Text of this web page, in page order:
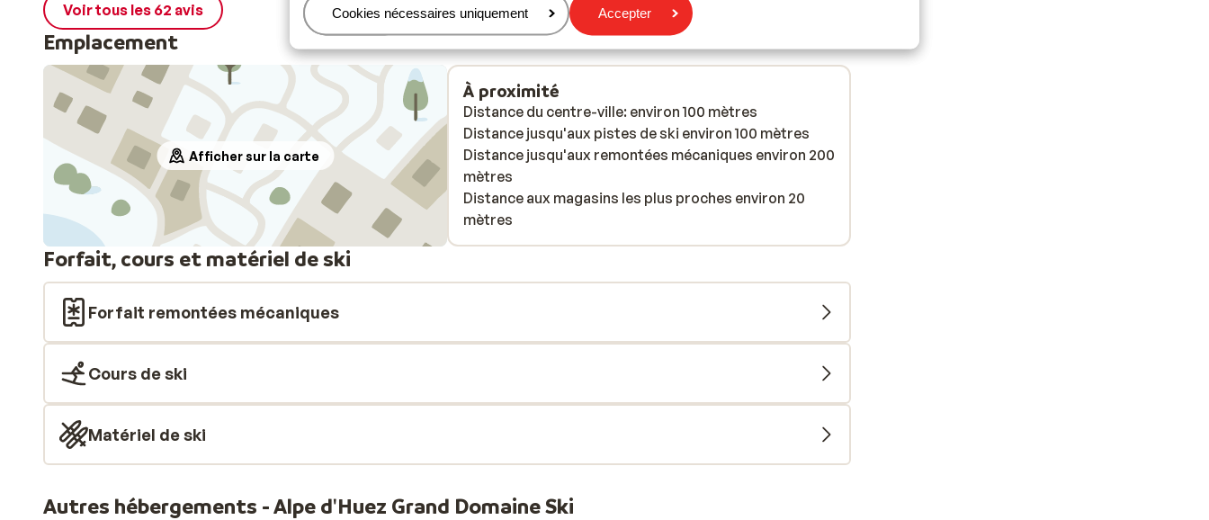
Gérer
Cookies nécessaires uniquement Accepter
Voir tous les 62 avis
Emplacement
Afficher sur la carte
À proximité
Distance du centre-ville: environ 100 mètres
Distance jusqu'aux pistes de ski environ 100 mètres
Distance jusqu'aux remontées mécaniques environ 200
mètres
Distance aux magasins les plus proches environ 20
mètres
Forfait, cours et matériel de ski
Forfait remontées mécaniques
Cours de ski
Matériel de ski
Autres hébergements - Alpe d'Huez Grand Domaine Ski